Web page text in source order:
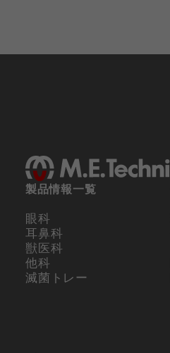
製品情報一覧
眼科
耳鼻科
獣医科
他科
滅菌トレー